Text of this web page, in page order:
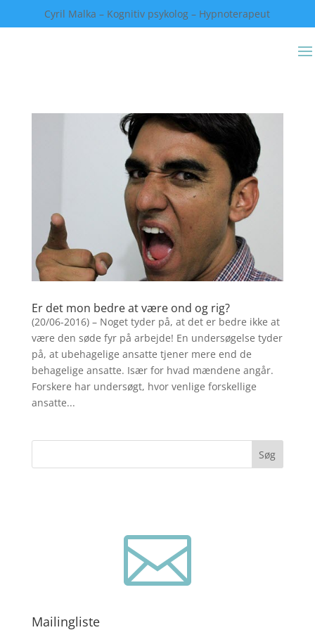
Cyril Malka – Kognitiv psykolog – Hypnoterapeut
Er det mon bedre at være ond og rig?
(20/06-2016) – Noget tyder på, at det er bedre ikke at
være den søde fyr på arbejde! En undersøgelse tyder
på, at ubehagelige ansatte tjener mere end de
behagelige ansatte. Især for hvad mændene angår.
Forskere har undersøgt, hvor venlige forskellige
ansatte...
Søg

Mailingliste